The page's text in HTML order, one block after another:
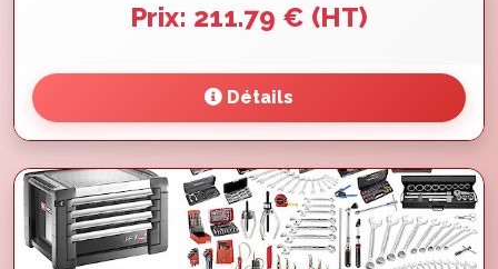
Prix: 211.79 € (HT)
Détails